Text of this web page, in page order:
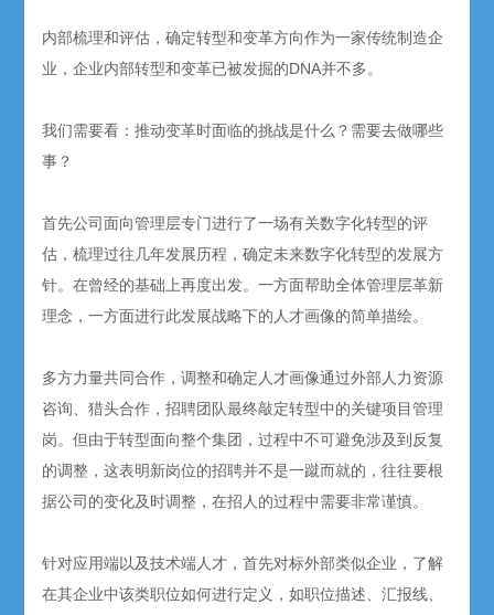
内部梳理和评估，确定转型和变革方向作为一家传统制造企
业，企业内部转型和变革已被发掘的DNA并不多。
我们需要看：推动变革时面临的挑战是什么？需要去做哪些
事？
首先公司面向管理层专门进行了一场有关数字化转型的评
估，梳理过往几年发展历程，确定未来数字化转型的发展方
针。在曾经的基础上再度出发。一方面帮助全体管理层革新
理念，一方面进行此发展战略下的人才画像的简单描绘。
多方力量共同合作，调整和确定人才画像通过外部人力资源
咨询、猎头合作，招聘团队最终敲定转型中的关键项目管理
岗。但由于转型面向整个集团，过程中不可避免涉及到反复
的调整，这表明新岗位的招聘并不是一蹴而就的，往往要根
据公司的变化及时调整，在招人的过程中需要非常谨慎。
针对应用端以及技术端人才，首先对标外部类似企业，了解
在其企业中该类职位如何进行定义，如职位描述、汇报线、